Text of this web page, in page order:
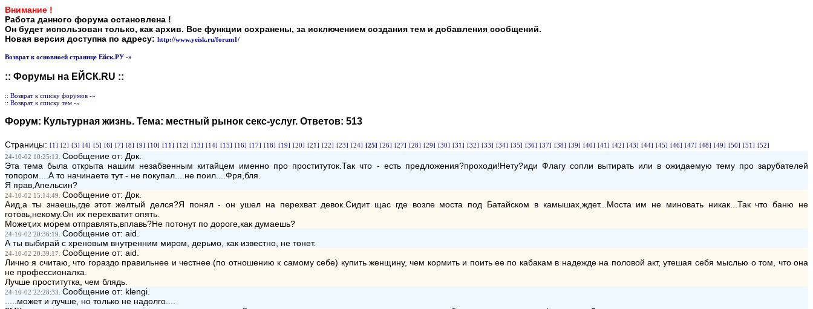
Внимание !
Работа данного форума остановлена !
Он будет использован только, как архив. Все функции сохранены, за исключением создания тем и добавления сообщений.
Новая версия доступна по адресу: http://www.yeisk.ru/forum1/
Возврат к основноей странице Ейск.РУ -»
:: Форумы на ЕЙСК.RU ::
:: Возврат к списку форумов -»
:: Возврат к списку тем -»
Форум: Культурная жизнь. Тема: местный рынок секс-услуг. Ответов: 513
Страницы: [1] [2] [3] [4] [5] [6] [7] [8] [9] [10] [11] [12] [13] [14] [15] [16] [17] [18] [19] [20] [21] [22] [23] [24] [25] [26] [27] [28] [29] [30] [31] [32] [33] [34] [35] [36] [37] [38] [39] [40] [41] [42] [43] [44] [45] [46] [47] [48] [49] [50] [51] [52]
24-10-02 10:25:13. Сообщение от: Док.
Эта тема была открыта нашим незабвенным китайцем именно про проституток.Так что - есть предложения?проходи!Нету?иди Флагу сопли вытирать или в ожидаемую тему про зарубателей
топором....А то начинаете тут - не покупал....не поил....Фря,бля.
Я прав,Апельсин?
24-10-02 15:14:49. Сообщение от: Док.
Аид,а ты знаешь,где этот желтый делся?Я понял - он ушел на перехват девок.Сидит щас где возле моста под Батайском в камышах,ждет...Моста им не миновать никак...Так что баню не
готовь,некому.Он их перехватит опять.
Может,их морем отправлять,вплавь?Не потонут по дороге,как думаешь?
24-10-02 20:36:19. Сообщение от: aid.
А ты выбирай с хреновым внутренним миром, дерьмо, как известно, не тонет.
24-10-02 20:39:17. Сообщение от: aid.
Лично я считаю, что гораздо правильнее и честнее (по отношению к самому себе) купить женщину, чем кормить и поить ее по кабакам в надежде на половой акт, утешая себя мыслью о том, что она
не профессионалка.
Лучше проститутка, чем блядь.
24-10-02 22:28:33. Сообщение от: klengi.
.....может и лучше, но только не надолго....